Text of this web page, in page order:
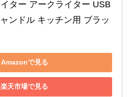
ター アークライター USB
ンドル キッチン用 ブラッ
Amazonで見る
楽天市場で見る